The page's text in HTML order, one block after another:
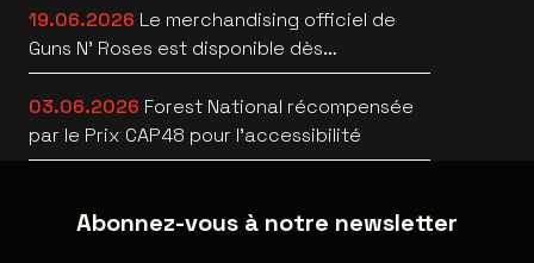
19.06.2026 Le merchandising officiel de
Guns N’ Roses est disponible dès
maintenant
03.06.2026 Forest National récompensée
par le Prix CAP48 pour l’accessibilité
Abonnez-vous à notre newsletter